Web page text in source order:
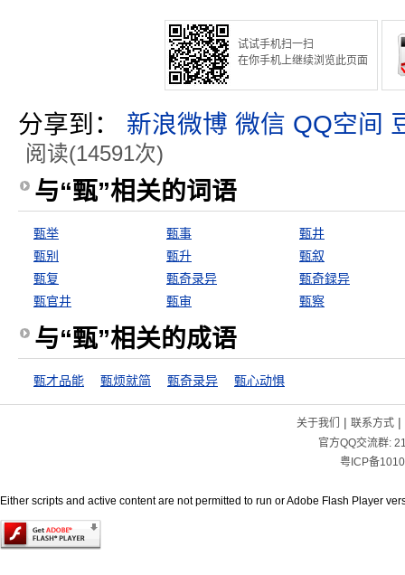
试试手机扫一扫
在你手机上继续浏览此页面
分享到： 新浪微博 微信 QQ空间
阅读(14591次)
与“甄”相关的词语
甄举 甄事
甄井
甄别
甄升
甄叙
甄复
甄奇录异
甄奇録异
甄官井
甄审 甄察
与“甄”相关的成语
甄才品能 甄烦就简 甄奇录异 甄心动惧
关于我们 | 联系方式|
官方QQ交流群:
粤ICP备
Either scripts and active content are not permitted to run or Adobe Flash Player